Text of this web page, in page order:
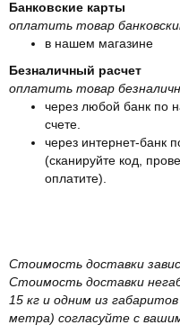
Банковские карты
оплатить товар
в нашем магазине
Безналичный расчет
оплатить товар
через любой банк по
счете.
через интернет-банк
(сканируйте код,
оплатите).
Стоимость доставки
Стоимость доставки
15 кг и одним из
метра) согласуйте с